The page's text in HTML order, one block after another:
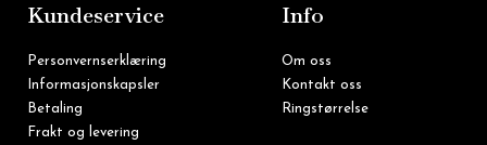
Kundeservice
Personvernserklæring
Informasjonskapsler
Betaling
Frakt og levering
Info
Om oss
Kontakt oss
Ringstørrelse